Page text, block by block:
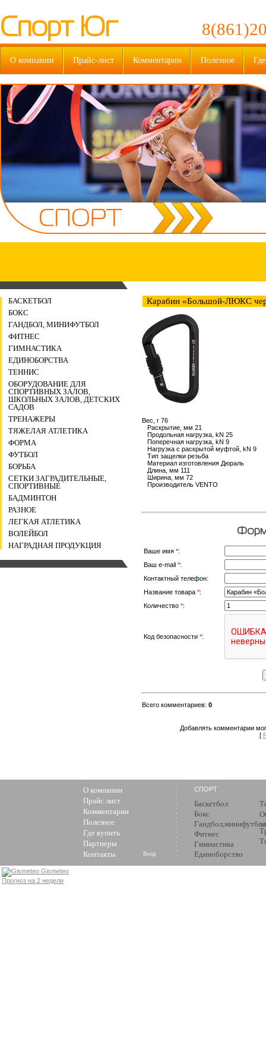
Спорт Юг
О компании Прайс-лист Комментарии Полезное
БАСКЕТБОЛ
БОКС
ГАНДБОЛ, МИНИФУТБОЛ
ФИТНЕС
ГИМНАСТИКА
ЕДИНОБОРСТВА
ТЕННИС
ОБОРУДОВАНИЕ ДЛЯ
СПОРТИВНЫХ ЗАЛОВ,
ШКОЛЬНЫХ ЗАЛОВ, ДЕТСКИХ
САДОВ
ТРЕНАЖЕРЫ
ТЯЖЕЛАЯ АТЛЕТИКА
ФОРМА
ФУТБОЛ
БОРЬБА
СЕТКИ ЗАГРАДИТЕЛЬНЫЕ,
СПОРТИВНЫЕ
БАДМИНТОН
РАЗНОЕ
ЛЕГКАЯ АТЛЕТИКА
ВОЛЕЙБОЛ
НАГРАДНАЯ ПРОДУКЦИЯ
Карабин «Большой-ЛЮКС
Вес, г 76
Раскрытие, мм 21
Продольная нагрузка, kN 25
Поперечная нагрузка, kN 9
Нагрузка с раскрытой муфтой, kN 9
Тип защелки резьба
Материал изготовления Дюраль
Длина, мм 111
Ширина, мм 72
Производитель VENTO
Ваше имя *:
Ваш e-mail *:
Контактный телефон:
Название товара *:
Количество *:
Код безопасности *:
Всего комментариев: 0
Добавлять комментарии
[
О компании
Прайс лист
Комментарии
Полезное
Где купить
Партнеры
Контакты
СПОРТ
Баскетбол
Бокс
Гандбол,минифутбол
Фитнес
Гимнастика
Единоборство
Вход
Gismeteo
Прогноз на 2 недели